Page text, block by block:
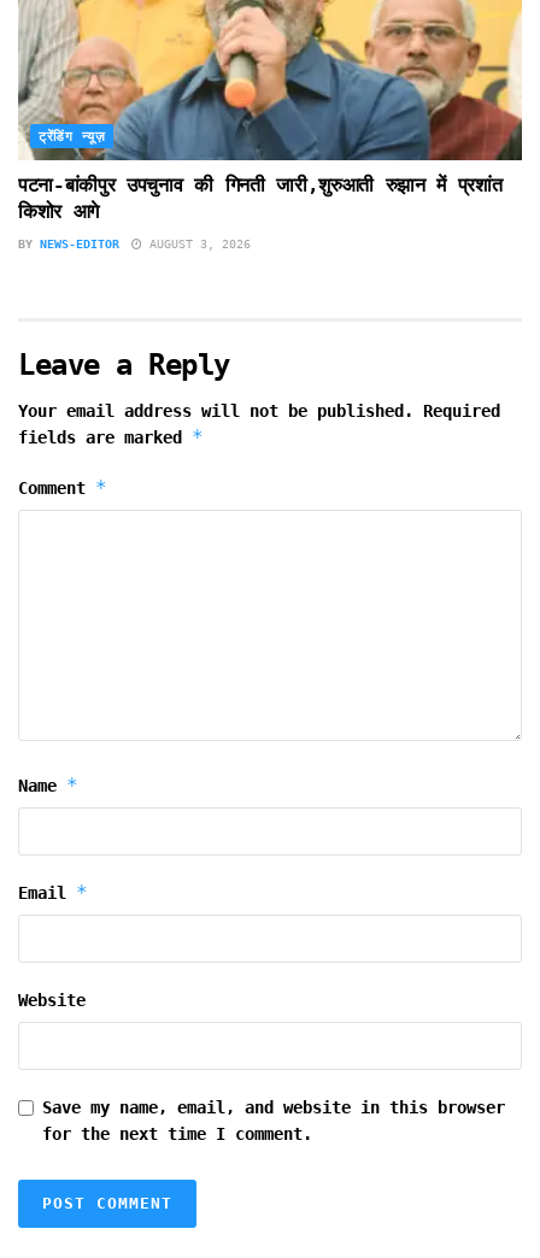
ट्रेंडिंग न्यूज़
पटना-बांकीपुर उपचुनाव की गिनती जारी,शुरुआती रुझान में प्रशांत
किशोर आगे
BY NEWS-EDITOR AUGUST 3, 2026
Leave a Reply
Your email address will not be published.
Required
fields are marked *
Comment *
Name *
Email *
Website
Save my name, email, and website in this browser
for the next time I comment.